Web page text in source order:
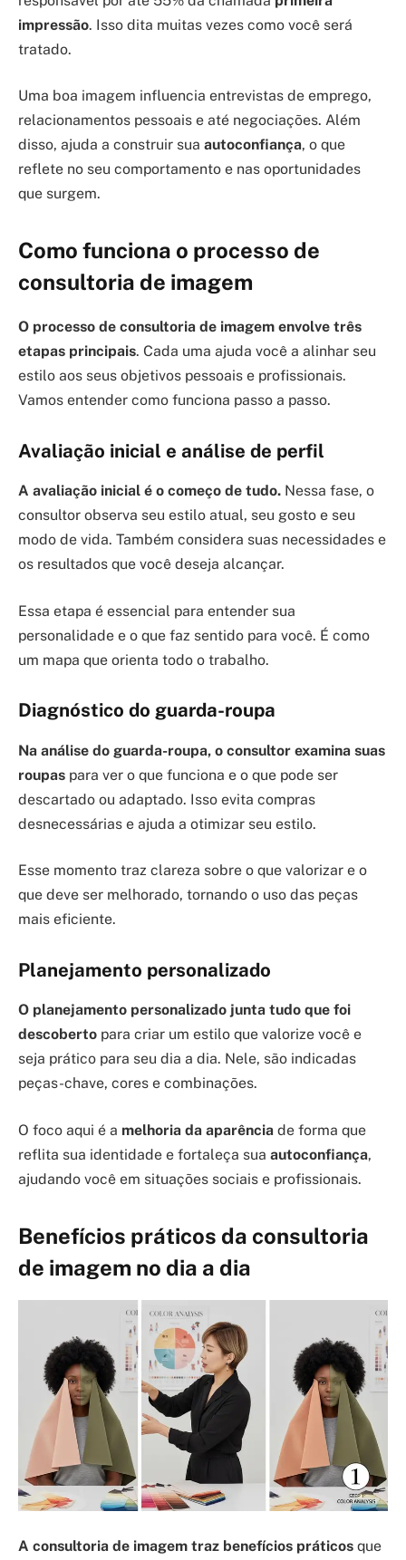
impressão. Isso dita muitas vezes como você será
tratado.
Uma boa imagem influencia entrevistas de emprego,
relacionamentos pessoais e até negociações. Além
disso, ajuda a construir sua autoconfiança, o que
reflete no seu comportamento e nas oportunidades
que surgem.
Como funciona o processo de
consultoria de imagem
O processo de consultoria de imagem envolve três
etapas principais. Cada uma ajuda você a alinhar seu
estilo aos seus objetivos pessoais e profissionais.
Vamos entender como funciona passo a passo.
Avaliação inicial e análise de perfil
A avaliação inicial é o começo de tudo. Nessa fase, o
consultor observa seu estilo atual, seu gosto e seu
modo de vida. Também considera suas necessidades e
os resultados que você deseja alcançar.
Essa etapa é essencial para entender sua
personalidade e o que faz sentido para você. É como
um mapa que orienta todo o trabalho.
Diagnóstico do guarda-roupa
Na análise do guarda-roupa, o consultor examina suas
roupas para ver o que funciona e o que pode ser
descartado ou adaptado. Isso evita compras
desnecessárias e ajuda a otimizar seu estilo.
Esse momento traz clareza sobre o que valorizar e o
que deve ser melhorado, tornando o uso das peças
mais eficiente.
Planejamento personalizado
O planejamento personalizado junta tudo que foi
descoberto para criar um estilo que valorize você e
seja prático para seu dia a dia. Nele, são indicadas
peças-chave, cores e combinações.
O foco aqui é a melhoria da aparência de forma que
reflita sua identidade e fortaleça sua autoconfiança,
ajudando você em situações sociais e profissionais.
Benefícios práticos da consultoria
de imagem no dia a dia
A consultoria de imagem traz benefícios práticos que